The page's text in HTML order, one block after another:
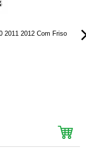
2011 2012 Com Friso